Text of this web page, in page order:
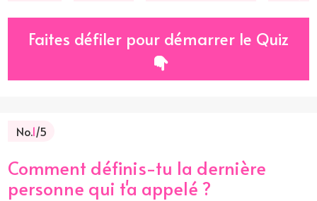
Faites défiler pour démarrer le Quiz
No.1/5
Comment définis-tu la dernière
personne qui t'a appelé ?